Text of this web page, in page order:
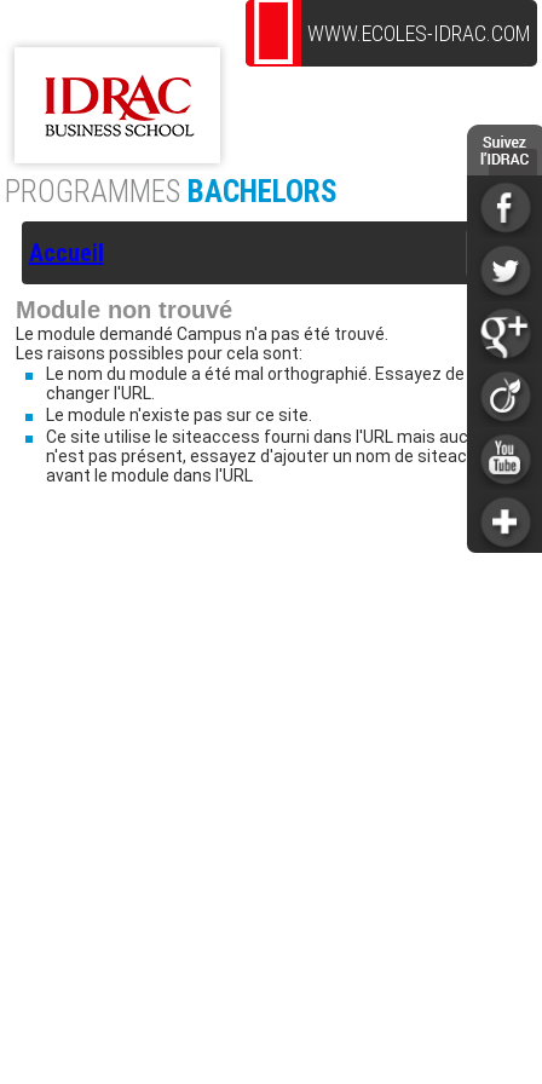
WWW.ECOLES-IDRAC.COM
PROGRAMMES BACHELORS
Accueil
Module non trouvé
Le module demandé Campus n'a pas été trouvé.
Les raisons possibles pour cela sont:
Le nom du module a été mal orthographié. Essayez de
changer l'URL.
Le module n'existe pas sur ce site.
Ce site utilise le siteaccess fourni dans l'URL mais aucun
n'est pas présent, essayez d'ajouter un nom de siteaccess
avant le module dans l'URL